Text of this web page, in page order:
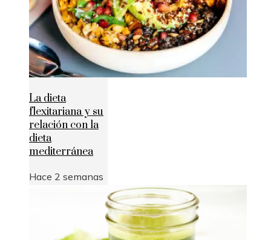
La dieta
flexitariana y su
relación con la
dieta
mediterránea
Hace 2 semanas